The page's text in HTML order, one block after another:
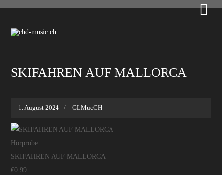

SKIFAHREN AUF MALLORCA
1. August 2024 GLMucCH
Hörprobe
SKIFAHREN AUF MALLORCA
€0.99